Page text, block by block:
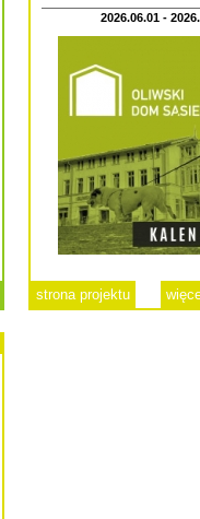
2026.06.01 -
strona projektu